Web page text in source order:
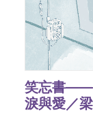
笑忘書——
淚與愛／